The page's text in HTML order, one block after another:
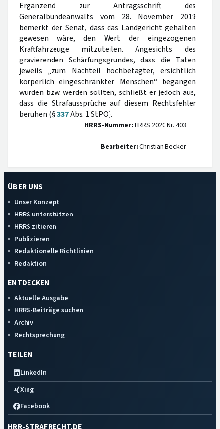
Ergänzend zur Antragsschrift des
Generalbundeanwalts vom 28. November 2019
bemerkt der Senat, dass das Landgericht gehalten
gewesen wäre, den Wert der eingezogenen
Kraftfahrzeuge mitzuteilen. Angesichts des
gravierenden Schärfungsgrundes, dass die Taten
jeweils „zum Nachteil hochbetagter, ersichtlich
körperlich eingeschränkter Menschen“ begangen
wurden bzw. werden sollten, schließt er jedoch aus,
dass die Strafaussprüche auf diesem Rechtsfehler
beruhen (§337Abs. 1 StPO).
HRRS-Nummer: HRRS 2020 Nr. 403
Bearbeiter: Christian Becker
ÜBER UNS
Unser Konzept
HRRS unterstützen
HRRS zitieren
Publizieren
Redaktionelle Richtlinien
Redaktion
ENTDECKEN
Aktuelle Ausgabe
HRRS-Beiträge suchen
Archiv
Rechtsprechung
TEILEN
LinkedIn
Xing
Facebook
HRR-STRAFRECHT.DE